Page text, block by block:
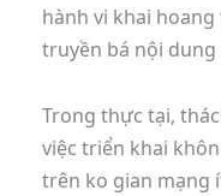
hành vi khai
truyền bá nội dung
Trong thực tại,
việc triển khai
trên ko gian mạng